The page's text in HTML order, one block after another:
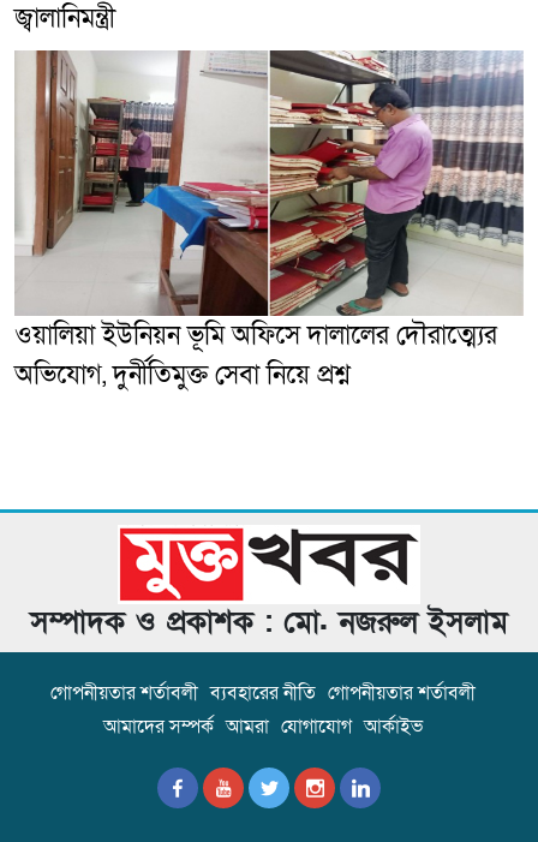
জ্বালানিমন্ত্রী
ওয়ালিয়া ইউনিয়ন ভূমি অফিসে দালালের দৌরাত্ম্যের
অভিযোগ, দুর্নীতিমুক্ত সেবা নিয়ে প্রশ্ন
সম্পাদক ও প্রকাশক : মো. নজরুল ইসলাম
গোপনীয়তার শর্তাবলী ব্যবহারের নীতি গোপনীয়তার শর্তাবলী
আমাদের সম্পর্ক আমরা যোগাযোগ আর্কাইভ